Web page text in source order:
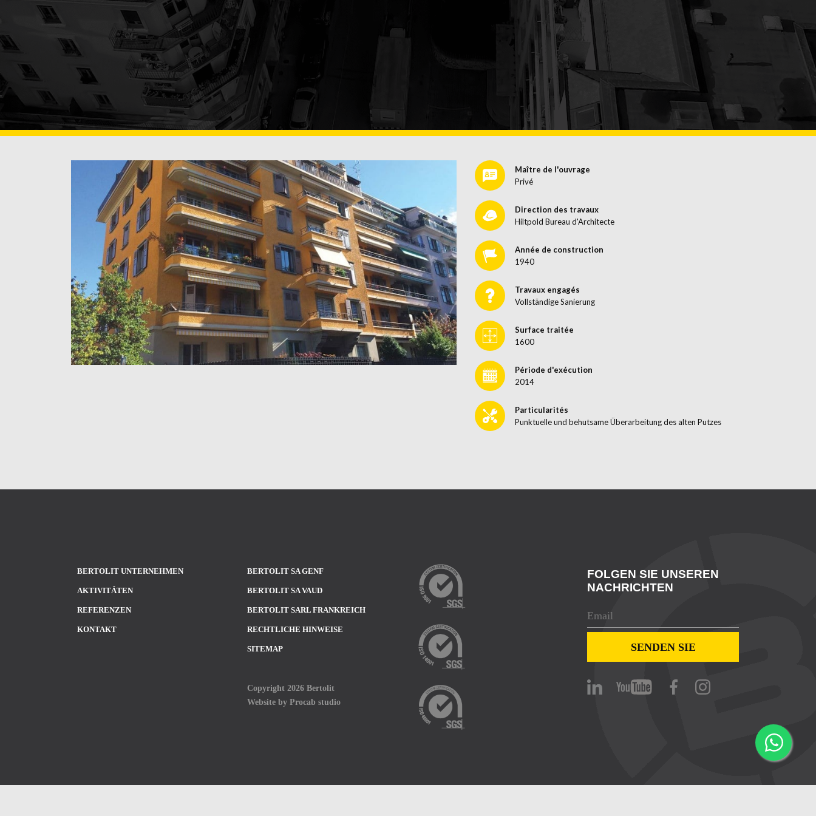
OBERFLÄCHENBEHANDLUNG
OBERFLÄCHENBEHANDLUNG
Maître de l'ouvrage
Privé
Direction des travaux
Hiltpold Bureau d'Architecte
Année de construction
1940
Travaux engagés
Vollständige Sanierung
Surface traitée
1600
Période d'exécution
2014
Particularités
Punktuelle und behutsame Überarbeitung des alten Putzes
BERTOLIT UNTERNEHMEN
AKTIVITÄTEN
REFERENZEN
KONTAKT
BERTOLIT SA GENF
BERTOLIT SA VAUD
BERTOLIT SARL FRANKREICH
RECHTLICHE HINWEISE
SITEMAP
Copyright 2026 Bertolit
Website by Procab studio
FOLGEN SIE UNSEREN
NACHRICHTEN